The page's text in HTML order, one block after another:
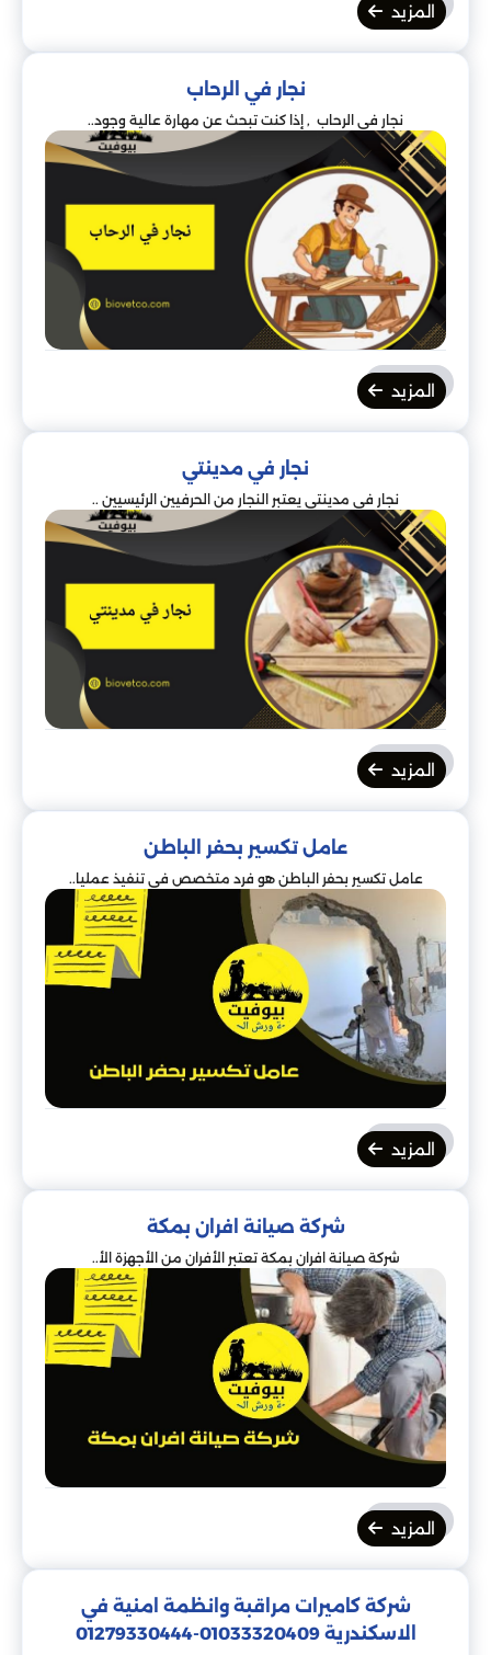
المزيد
نجار في الرحاب
نجار في الرحاب , إذا كنت تبحث عن مهارة عالية وجود..
المزيد
نجار في مدينتي
نجار في مدينتي يعتبر النجار من الحرفيين الرئيسيين ..
المزيد
عامل تكسير بحفر الباطن
عامل تكسير بحفر الباطن هو فرد متخصص في تنفيذ عمليا..
المزيد
شركة صيانة افران بمكة
شركة صيانة افران بمكة تعتبر الأفران من الأجهزة الأ..
المزيد
شركة كاميرات مراقبة وانظمة امنية في
الاسكندرية 01033320409-01279330444